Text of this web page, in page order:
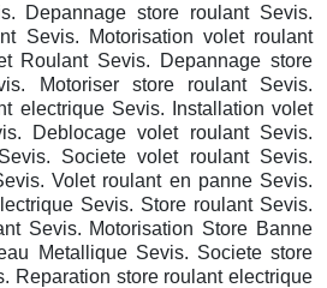
Depannage store roulant Sevis.
Sevis. Motorisation volet roulant
Roulant Sevis. Depannage store
Motoriser store roulant Sevis.
electrique Sevis. Installation volet
Deblocage volet roulant Sevis.
Societe volet roulant Sevis.
Volet roulant en panne Sevis.
Sevis. Store roulant Sevis.
Sevis. Motorisation Store Banne
Metallique Sevis. Societe store
Reparation store roulant electrique